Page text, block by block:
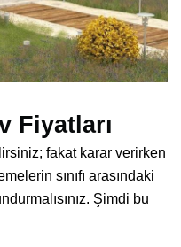
Fiyatları
fakat karar verirken
sınıfı arasındaki
Şimdi bu